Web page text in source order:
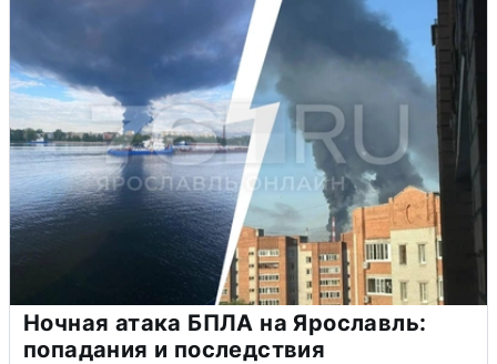
Ночная атака БПЛА на Ярославль:
попадания и последствия